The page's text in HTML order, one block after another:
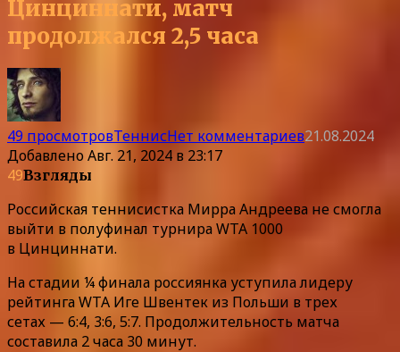
Цинциннати, матч
продолжался 2,5 часа
49 просмотровТеннисНет комментариев21.08.2024
ДобавленоАвг. 21, 2024 в 23:17
49Взгляды
Российская теннисистка Мирра Андреева не смогла
выйти в полуфинал турнира WTA 1000
в Цинциннати.
На стадии ¼ финала россиянка уступила лидеру
рейтинга WTA Иге Швентек из Польши в трех
сетах — 6:4, 3:6, 5:7. Продолжительность матча
составила 2 часа 30 минут.